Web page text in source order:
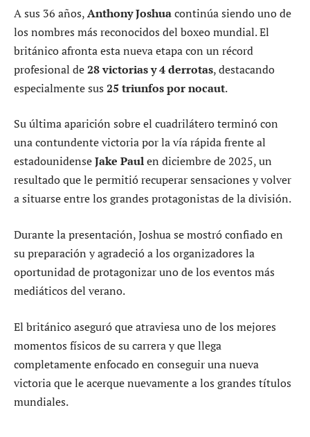
A sus 36 años,Anthony Joshuacontinúa siendo uno de
los nombres más reconocidos del boxeo mundial. El
británico afronta esta nueva etapa con un récord
profesional de28 victorias y 4 derrotas, destacando
especialmente sus 25 triunfos por nocaut.
Su última aparición sobre el cuadrilátero terminó con
una contundente victoria por la vía rápida frente al
estadounidenseJake Paulen diciembre de 2025, un
resultado que le permitió recuperar sensaciones y volver
a situarse entre los grandes protagonistas de la división.
Durante la presentación, Joshua se mostró confiado en
su preparación y agradeció a los organizadores la
oportunidad de protagonizar uno de los eventos más
mediáticos del verano.
El británico aseguró que atraviesa uno de los mejores
momentos físicos de su carrera y que llega
completamente enfocado en conseguir una nueva
victoria que le acerque nuevamente a los grandes títulos
mundiales.